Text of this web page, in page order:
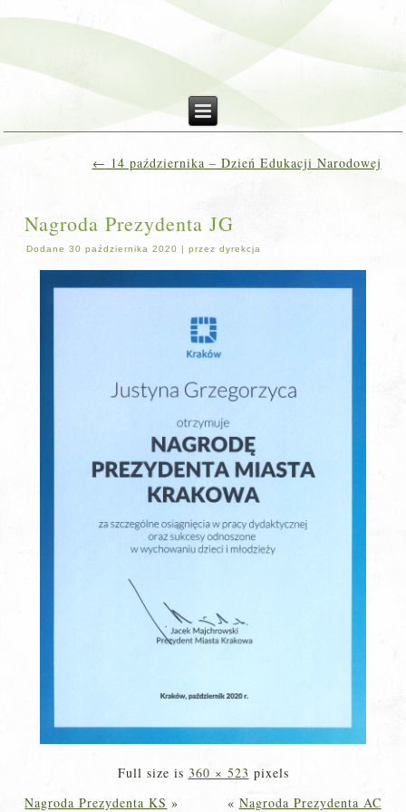
← 14 października – Dzień Edukacji Narodowej
Nagroda Prezydenta JG
Dodane 30 października 2020 |przez dyrekcja
Full size is 360 × 523 pixels
Nagroda Prezydenta KS » « Nagroda Prezydenta AC